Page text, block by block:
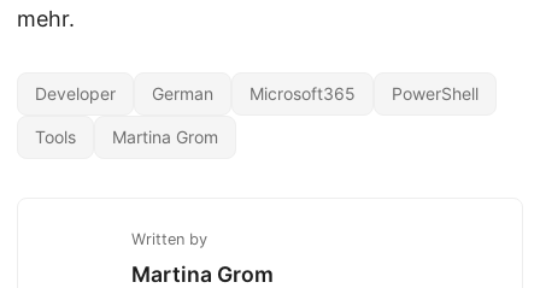
mehr.
Developer German Microsoft365 PowerShell
Tools Martina Grom
Written by
Martina Grom